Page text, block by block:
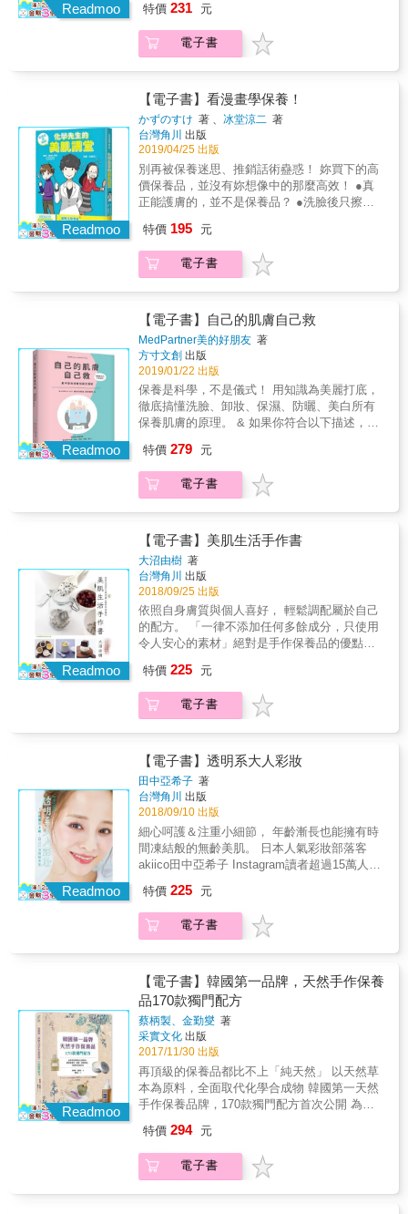
強」嗎？ 【STEP3好好防曬+讓肌膚深呼吸的
手把手教你選擇防曬品、不傷肌膚的上妝法，
由打底到遮瑕、甚至不脫妝的小技巧，不藏私
一次全部公開，痘肌也能美美出門～ Q聽說吸
油面紙會越吸越油！？ Q要預防上妝後粉刺痘
痘失控蔓延該怎麼做？ Q隔離霜跟粉底有什麼
不同？ Q日間出油後，怎麼補妝才正確？ 書中
分享真實案例好轉過程（他／她們能好，你一
定也能！別放棄自己！！） 以幽默插畫圖解長
痘原因與抗痘訣竅（用好懂漫畫詳解痘肌一定
要明白的事！） 從洗卸到上妝的不長痘練習
（皮膚科不會那麼仔細告訴你，原來肌底這樣
顧！） ◆因為ELSA，大大翻轉我們血淚斑斑
的的痘肌人生！◆ 「我天生肌膚薄透，又因為
模特兒工作常要上妝，常用卸妝乳而傷害了角
質層，肌膚紅腫、毛孔大到連近視眼都能看見
&hellip;」 ──新加坡Weng Ling 「國三到大三
都一直長痘痘、臉泛紅，果酸換膚、中醫、抗
痘洗面乳、痘痘貼全試過了&hellip;我常常偷
哭，不知什麼時候會好，直到認識ELSA，學習
培養健康的皮脂膜和讓好菌增多，很久沒有泛
紅和粉刺大痘痘了，到今天都一直維持得很健
康。」 ──陳宜旻 「因為工作關係，我常會戴
導致全臉大爆痘，曾躺在美容床上哭著被針
ELSA時想說死馬當活馬醫，捨棄卸妝乳和減少
上妝次數後，大顆紅痘慢慢縮小變少，肌膚竟
然漸漸變得乾淨了。」──吳冰 「青春期開始就
用毛巾搓洗臉，加上天生臉部肌膚薄，常常臉
紅紅的，曾使用深層洗面乳、洗卸兩用產品、
不當做臉，加上本身飲食不均衡，臉部肌膚一
直是發炎狀態&hellip;跟著ELSA重新學習洗
卸、保濕和防曬方式後，慢慢讓我的臉恢復健
康了，肌膚好得連女生都羨慕。」──文山 無論
是粉刺痘痘肌、酒糟肌、脂漏性皮膚、敏弱
肌，看完本書都能打造嶄新自信的自己！
肌不會再乾燥緊繃 ‧哪些痘痘藥可以自己買來
種？有哪些管道可以讓它們消失？ 身受膚況問
題苦惱的你， 在各大網紅、保養論壇、社交媒
體甚至美容師口裡， 勢必聽過各式各樣似是而
皮膚乖乖聽話？ 關於致痘成分、卸妝選擇、爆
痘期甚至擠痘技巧的所有疑惑， 就讓曾協助過
萬千「痘粉」的莊盈彥醫師來破解吧！
Readmoo
皮膚傷害★ 日本亞馬遜、@cosme（日本最大
美妝網）、 讀書Meter（日本最大書評網）、
樂天市場， 銷售排行No.1 【這是一本，你非讀
品的濫用與傷害。 ■人人都做得到的「極簡美
肌法」，如此簡易卻效果驚人！ 你知道嗎？大
部分的保養品所含的油質和界面活性劑都會破
壞、刺激我們的肌膚！所謂的「肌斷食」就是
完全停用不必要的保養品，幫助肌膚「斷
食」，排毒再生。 放心丟掉你的保養品及化妝
品，惱人的肌膚煩惱99%都能順利改善！ 只要
「清水+純皂+凡士林」毛孔、暗沈、鬆弛就能
輕鬆消失了，保濕力提升100倍！ ◆長達十多
注目及推崇的「極簡美肌法」 ■不用化妝品、
不摩擦肌膚、不過度清洗，美肌效果100% 作
者從修復燒傷的專業醫療所誕生的全新美肌保
天然的自淨力、保濕力與修復力，只需準備純
皂及凡士林，無論是乾燥肌、油性肌或黑斑暗
沉，全都會慢慢改善！ 【恐怖的肌膚5大殺
手】 1. 水份&rarr;破壞肌膚&rarr;造成乾燥問題
2. 界面活性劑及油&rarr;破壞表面防護&rarr;造
成毛孔粗大與發炎問題 3. 防腐劑&rarr;殺死常
在菌&rarr;造成敏感問題 4. 摩擦刺激&rarr;傷害
表面防護&rarr;造成細紋與鬆弛問題 ■小心！越
是保養，可能讓皮膚狀況越糟&hellip;&hellip;
很多人不敢相信，自己一路花了這麼多金錢、
現，保養品原先應該是用來「幫助」肌膚維持
良好狀態，卻會在停止保養品使用後，開始出
現各種可怕病症，而這也就是保養品本身對肌
膚造成重大傷害的實證之一！ 只要停止用粉底
液等化妝品蓋住肌膚，肌膚就會一天天變得美
麗。越是花大錢保養，肌膚狀況往往就會越糟
糕&hellip;&hellip;正是因為化妝品及保養品是妨
水洗臉法」，激發肌膚原有的再生能力！ 作者
漫長的治療經歷中，竟然從未發現肌膚細滑度
（texture refinement，肌膚檢測標準之一）超
過80％的女性，讓他不禁愕然。他深入研究原
因，發現問題出在化妝品及其使用方法之上。
原本肌膚就擁有完整的修復及再生機能，一旦
用外力強迫給健康肌膚補充水份及油份，就會
因熱能、摩擦及化學刺激，破壞肌膚表皮，讓
它失去原有的防護功能。而化妝品對肌膚來
說，更是侵入性的物品。 原本肌膚細胞會自然
生成保濕成份，據研究顯示，至今花費無數金
錢及時間所發明出來的保養品，其效果甚至達
不到人類本身肌膚所製造的保濕力的1%。 本書
特色 1. 作者本身是燒燙傷的權威，更擁有醫美
整形的專業背景，從長達10年的臨床案例研究
中發現擁有完美肌膚的關鍵，其科學數據十分
是目前最受注目及推崇的。 3. 網路上PO出
「宇津木式的清水護膚法」的親身經歷者多不
勝數，更讓書中建議的無添加香皂及凡士林大
賣。 4. 即使書中針對化妝品及保養品公司的批
評非常具有攻擊性，但目前幾乎沒有反對論點
出現，且受到點名的對象皆保持沉默，未提出
公開反駁。
特價 231 元
電子書
Readmoo
【電子書】看漫畫學保養！
かずのすけ 著 、 冰堂涼二 著
台灣角川 出版
2019/04/25 出版
別再被保養迷思、推銷話術蠱惑！ 妳買下的高
價保養品，並沒有妳想像中的那麼高效！ ●真
正能護膚的，並不是保養品？ ●洗臉後只擦化
有美白效果？ ●對付青春痘的最佳方法，就是
「什麼也不做」？ 本書精選一般大眾最困擾的
肌膚問題，以化學角度及簡單易懂的漫畫加以
特價 195 元
電子書
Readmoo
【電子書】自己的肌膚自己救
MedPartner美的好朋友 著
方寸文創 出版
2019/01/22 出版
保養是科學，不是儀式！ 用知識為美麗打底，
徹底搞懂洗臉、卸妝、保濕、防曬、美白所有
保養肌膚的原理。 & 如果你符合以下描述，一
功能，有時懶得卸妝就去睡了 # 白還想更白，
保養只為了美白 # 討厭角質，每天都必須徹底
去角質才甘願 # 完全聽信廣告，從不在乎自己
產品越貴才越有效 # 對大牌明星的代言深信不
疑 # 總是被精美的包裝設計迷惑而忍不住掏錢
# 相信同學、同事口耳相傳（但出處不明）的
保養祕方 # 抱持最後只要找醫美就可以解決所
有肌膚問題的念頭 ──而且還應該一口氣買三
本，一本放床頭，一本擱梳妝檯，一本隨身
讀，就像擺「乖乖」保平安，這本書也有相同
的功效喔！ 延伸閱讀：《自己的肌膚自己救．
實戰篇：拆穿商業話術，最誠實的保養品選用
從不透露的真相。 皮膚科醫師‧邱品齊、醫師公
會全聯會理事長／立法委員‧邱泰源、
5047&rsquo;s Cosmetic Blog 作者‧林志青 信
任推薦 & 本書賣點 & 「MedPartner 美的好朋
友」創立兩年，已在臉書粉絲頁累積超過二十
二萬粉絲、近五千人認同其理念而訂閱集資，
發文按讚數屢屢破萬，影響力不容小覷，在臺
灣你絕對找不到比它更值得信賴的醫療保健媒
體。 & 本系列作品《自己的肌膚自己救：最科
學的保養知識全圖解》、《自己的肌膚自己
救．實戰篇：拆穿商業話術，最誠實的保養品
選用原則大公開》乃精選與肌膚保養相關的文
章，從科學實證的角度，配合多幅圖解，告訴
人們肌膚的「真正樣貌」與「正確保養方
式」；同時MedPartner更勇於揭露拆解市面上
了這套書，美肌不用靠相機，愛美卻不用當商
人的提款機，改變人生就從正確認識肌膚開始
吧！
特價 279 元
電子書
Readmoo
【電子書】美肌生活手作書
大沼由樹 著
台灣角川 出版
2018/09/25 出版
依照自身膚質與個人喜好， 輕鬆調配屬於自己
的配方。 「一律不添加任何多餘成分，只使用
令人安心的素材」絕對是手作保養品的優點，
肌膚條件與個人喜好來調整」。透過反覆的實
驗，大沼由樹製作出讓自己滿意地心想：「我
想要的就是這個！」的完美成品，也讓「自
照當下的膚況，透過材料的增減來簡單地為自
己「訂製」，在保溼、角質保養與抗老等效能
上進行調整。在各分類首頁的「享受自由調配
的樂趣」單元，也將介紹主要的搭配方式。希
望各位都能體驗到量身打造自己喜歡的產品，
是多麼令人喜悅的一件事。 初學者也能零失
敗， 製作步驟超簡單！ 沼實驗室的配方中最重
視的要素之一就是「讓初學者也能成功」。平
時在工作坊進行的課程，都是比較高效的進階
知識，就無法製作美膚保養品。舉例來說，光
是「蜂蜜」這項簡單的材料，所擁有的護膚功
效就超乎大多數人的想像！除了保溼以外，更
能促進老廢角質的剝落，此外還能改善肌膚暗
沉。而且不需要多高級的原料，在超市買得到
的產品就OK了。為求簡單好上手，本書的配方
也盡力將製作步驟簡化到最單純。 & 本書特色
★日本美肌達人大沼由樹46零黑斑零暗沉的秘
訣，不藏私一次告訴妳！ ★能依照自身肌膚條
件與個人喜好調整成分，配合自己的膚況製作
出專屬保養品！ ★即使添加大量添加保溼成
分，自己動手做，CP值還是樂勝市售商品！ ★
特價 225 元
電子書
Readmoo
【電子書】透明系大人彩妝
田中亞希子 著
台灣角川 出版
2018/09/10 出版
細心呵護＆注重小細節， 年齡漸長也能擁有時
間凍結般的無齡美肌。 日本人氣彩妝部落客
akiico田中亞希子 Instagram讀者超過15萬人！
膚總是潤澤又具有透明感？ 從正視鏡中的自己
開始，找到「肌膚保養」＆「透明感化妝」技
巧， 讓你放大優點、縮小缺點，目標是讓人覺
來毛孔有這麼大嗎？ 以前適合的妝現在看起來
卻怪怪的？ 當妳開始觀察自己，就是變美麗的
契機！ 亞希子說： 「為了永遠保持美麗，就算
是今天才開始也不遲。」 「妳做了多少努力，
肌膚就會給妳同等的回饋。」 ※無私分享 ‧每日
早晚＆局部保養祕訣 ‧好感彩妝＆大人感深邃彩
妝 ‧帽子、眼鏡＆彩妝的搭配 ‧如何用指彩讓肌
膚看起來更亮麗 ‧各式平價保養、彩妝、香氛介
紹 讓「成熟」成為一種人生樂趣吧！ ※就算年
齡漸長也能保持美麗&hellip;&hellip; Part1 為了
Part3 以透明彩妝煥然一新！ Part4 akiiko風
自然‧浪漫‧俐落‧華麗彩妝 Part5 眼‧唇重點 淑
女‧復古‧帥氣‧時髦彩妝 本書特色 ★不管幾歲，
特價 225 元
電子書
Readmoo
【電子書】韓國第一品牌，天然手作保養
品170款獨門配方
蔡柄製、金勤燮 著
采實文化 出版
2017/11/30 出版
再頂級的保養品都比不上「純天然」 以天然草
本為原料，全面取代化學合成物 韓國第一天然
手作保養品牌，170款獨門配方首次公開 為什
最安心的守護 杜絕塑料與化學品，有益肌膚、
友善環境的生活新主張 享受手作天然皂、香氛
蠟燭的單純快樂 給小寶寶嬌嫩脆弱的肌膚最細
特價 294 元
電子書